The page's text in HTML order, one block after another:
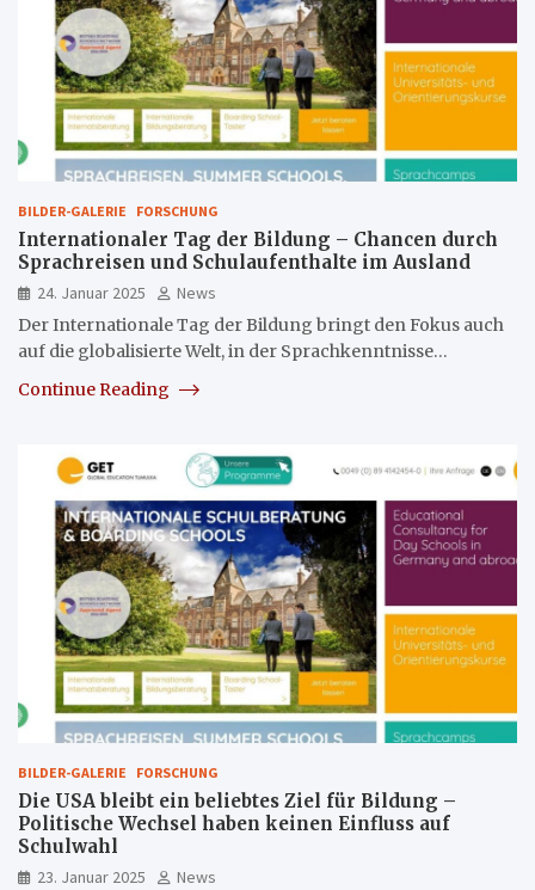
BILDER-GALERIE FORSCHUNG
Internationaler Tag der Bildung – Chancen durch
Sprachreisen und Schulaufenthalte im Ausland
24. Januar 2025
News
Der Internationale Tag der Bildung bringt den Fokus auch
auf die globalisierte Welt, in der Sprachkenntnisse…
Continue Reading
BILDER-GALERIE FORSCHUNG
Die USA bleibt ein beliebtes Ziel für Bildung –
Politische Wechsel haben keinen Einfluss auf
Schulwahl
23. Januar 2025
News